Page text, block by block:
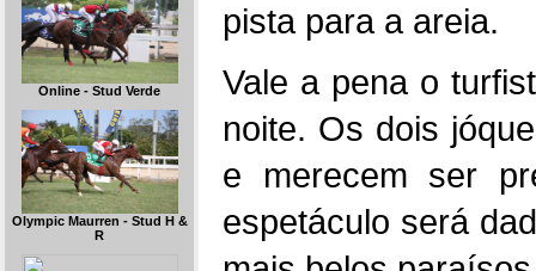
Online - Stud Verde
Olympic Maurren - Stud H &
R
pista para a areia.
Vale a pena o
noite. Os dois
e merecem ser
espetáculo será